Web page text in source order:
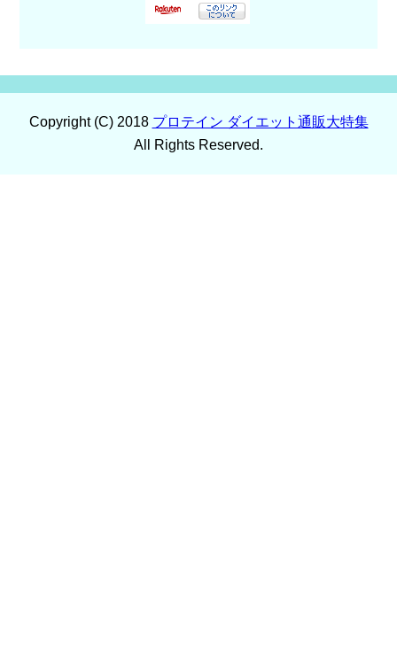
Copyright (C) 2018 プロテイン ダイエット通販大特集
All Rights Reserved.